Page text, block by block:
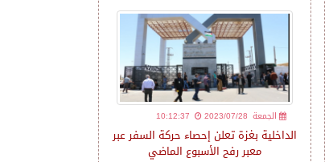
10:12:37
الداخلية بغزة تعلن إحصاء حركة السفر عبر
معبر رفح الأسبوع الماضي